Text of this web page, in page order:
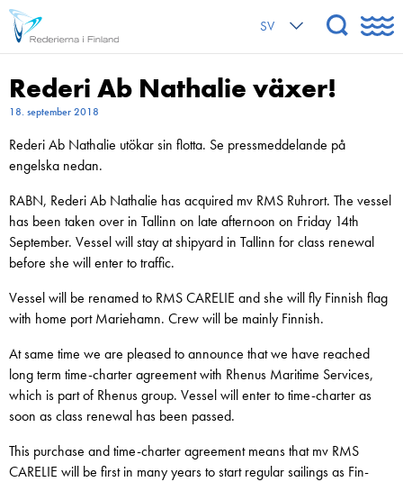
SV
Rederi Ab Nathalie växer!
18. september 2018
Rederi Ab Nathalie utökar sin flotta. Se pressmeddelande på
engelska nedan.
RABN, Rederi Ab Nathalie has acquired mv RMS Ruhrort. The vessel
has been taken over in Tallinn on late afternoon on Friday 14th
September. Vessel will stay at shipyard in Tallinn for class renewal
before she will enter to traffic.
Vessel will be renamed to RMS CARELIE and she will fly Finnish flag
with home port Mariehamn. Crew will be mainly Finnish.
At same time we are pleased to announce that we have reached
long term time-charter agreement with Rhenus Maritime Services,
which is part of Rhenus group. Vessel will enter to time-charter as
soon as class renewal has been passed.
This purchase and time-charter agreement means that mv RMS
CARELIE will be first in many years to start regular sailings as Fin-